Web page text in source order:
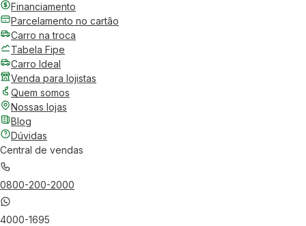
Financiamento
Parcelamento no cartão
Carro na troca
Tabela Fipe
Carro Ideal
Venda para lojistas
Quem somos
Nossas lojas
Blog
Dúvidas
Central de vendas
0800-200-2000
4000-1695